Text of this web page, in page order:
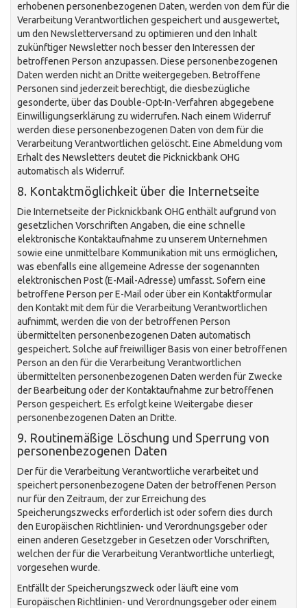
erhobenen personenbezogenen Daten, werden von dem für die
Verarbeitung Verantwortlichen gespeichert und ausgewertet,
um den Newsletterversand zu optimieren und den Inhalt
zukünftiger Newsletter noch besser den Interessen der
betroffenen Person anzupassen. Diese personenbezogenen
Daten werden nicht an Dritte weitergegeben. Betroffene
Personen sind jederzeit berechtigt, die diesbezügliche
gesonderte, über das Double-Opt-In-Verfahren abgegebene
Einwilligungserklärung zu widerrufen. Nach einem Widerruf
werden diese personenbezogenen Daten von dem für die
Verarbeitung Verantwortlichen gelöscht. Eine Abmeldung vom
Erhalt des Newsletters deutet die Picknickbank OHG
automatisch als Widerruf.
8. Kontaktmöglichkeit über die Internetseite
Die Internetseite der Picknickbank OHG enthält aufgrund von
gesetzlichen Vorschriften Angaben, die eine schnelle
elektronische Kontaktaufnahme zu unserem Unternehmen
sowie eine unmittelbare Kommunikation mit uns ermöglichen,
was ebenfalls eine allgemeine Adresse der sogenannten
elektronischen Post (E-Mail-Adresse) umfasst. Sofern eine
betroffene Person per E-Mail oder über ein Kontaktformular
den Kontakt mit dem für die Verarbeitung Verantwortlichen
aufnimmt, werden die von der betroffenen Person
übermittelten personenbezogenen Daten automatisch
gespeichert. Solche auf freiwilliger Basis von einer betroffenen
Person an den für die Verarbeitung Verantwortlichen
übermittelten personenbezogenen Daten werden für Zwecke
der Bearbeitung oder der Kontaktaufnahme zur betroffenen
Person gespeichert. Es erfolgt keine Weitergabe dieser
personenbezogenen Daten an Dritte.
9. Routinemäßige Löschung und Sperrung von
personenbezogenen Daten
Der für die Verarbeitung Verantwortliche verarbeitet und
speichert personenbezogene Daten der betroffenen Person
nur für den Zeitraum, der zur Erreichung des
Speicherungszwecks erforderlich ist oder sofern dies durch
den Europäischen Richtlinien- und Verordnungsgeber oder
einen anderen Gesetzgeber in Gesetzen oder Vorschriften,
welchen der für die Verarbeitung Verantwortliche unterliegt,
vorgesehen wurde.
Entfällt der Speicherungszweck oder läuft eine vom
Europäischen Richtlinien- und Verordnungsgeber oder einem